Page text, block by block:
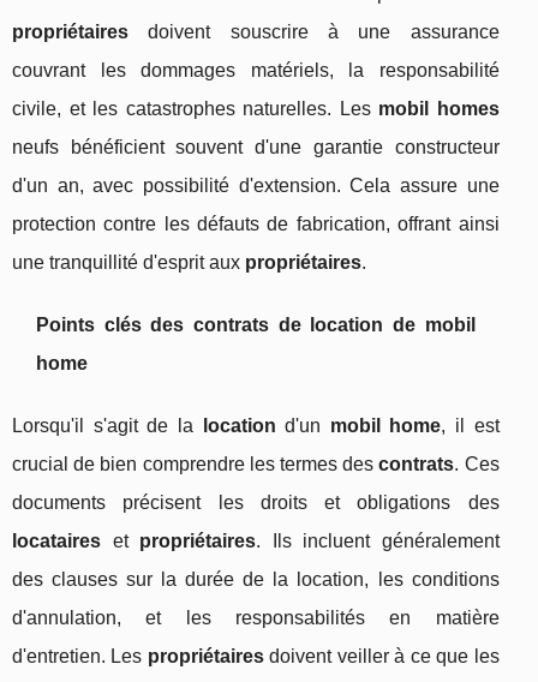
propriétaires doivent souscrire à une assurance
couvrant les dommages matériels, la responsabilité
civile, et les catastrophes naturelles. Les mobil homes
neufs bénéficient souvent d'une garantie constructeur
d'un an, avec possibilité d'extension. Cela assure une
protection contre les défauts de fabrication, offrant ainsi
une tranquillité d'esprit aux propriétaires.
Points clés des contrats de location de mobil
home
Lorsqu'il s'agit de la location d'un mobil home, il est
crucial de bien comprendre les termes descontrats. Ces
documents précisent les droits et obligations des
locataires et propriétaires. Ils incluent généralement
des clauses sur la durée de la location, les conditions
d'annulation, et les responsabilités en matière
d'entretien. Les propriétairesdoivent veiller à ce que les